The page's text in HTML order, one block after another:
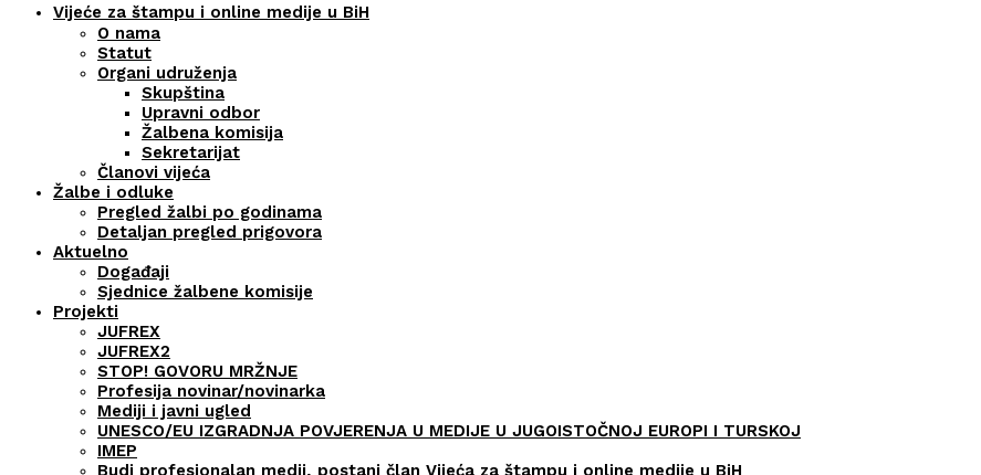
Vijeće za štampu i online medije u BiH
O nama
Statut
Organi udruženja
Skupština
Upravni odbor
Žalbena komisija
Sekretarijat
Članovi vijeća
Žalbe i odluke
Pregled žalbi po godinama
Detaljan pregled prigovora
Aktuelno
Događaji
Sjednice žalbene komisije
Projekti
JUFREX
JUFREX2
STOP! GOVORU MRŽNJE
Profesija novinar/novinarka
Mediji i javni ugled
UNESCO/EU IZGRADNJA POVJERENJA U MEDIJE U JUGOISTOČNOJ EUROPI I TURSKOJ
IMEP
Budi profesionalan medij, postani član Vijeća za štampu i online medije u BiH